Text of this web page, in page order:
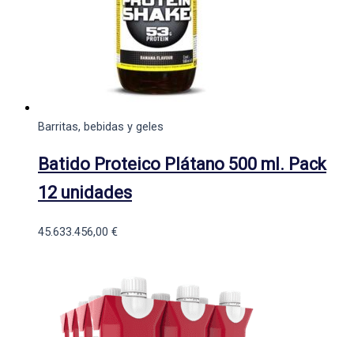
Barritas, bebidas y geles
Batido Proteico Plátano 500 ml. Pack
12 unidades
45.633.456,00 €